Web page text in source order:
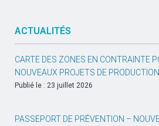
ACTUALITÉS
CARTE DES ZONES EN CONTRAINTE
NOUVEAUX PROJETS DE
Publié le : 23 juillet 2026
PASSEPORT DE PRÉVENTION –